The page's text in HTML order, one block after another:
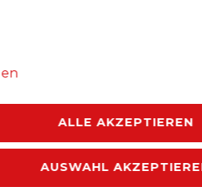
ALLE AKZEPTIEREN
AUSWAHL